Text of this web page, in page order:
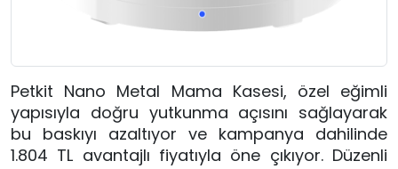
Petkit Nano Metal Mama Kasesi, özel eğimli
yapısıyla doğru yutkunma açısını sağlayarak
bu baskıyı azaltıyor ve kampanya dahilinde
1.804 TL avantajlı fiyatıyla öne çıkıyor. Düzenli